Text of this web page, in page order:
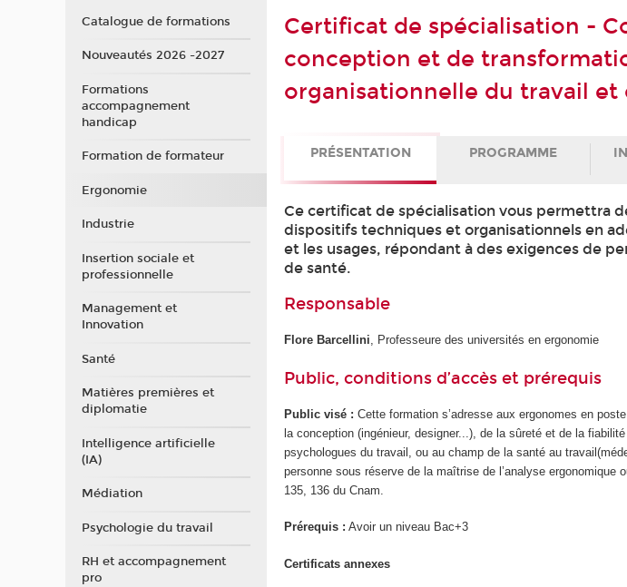
Certificat de spécialisation -
conception et de
organisationnelle du travail et
PRÉSENTATION PROGRAMME
Ce certificat de spécialisation vous permettra
dispositifs techniques et organisationnels en
et les usages, répondant à des exigences de
de santé.
Responsable
Flore Barcellini , Professeure des universités en ergonomie
Public, conditions d’accès et prérequis
Public visé : Cette formation s’adresse aux ergonomes en
la conception (ingénieur, designer...), de la sûreté et de la
psychologues du travail, ou au champ de la santé au
personne sous réserve de la maîtrise de l’analyse ergonomique
135, 136 du Cnam.
Prérequis : Avoir un niveau Bac+3
Certificats annexes
Catalogue de formations
Nouveautés 2026 -2027
Formations
accompagnement
handicap
Formation de formateur
Ergonomie
Industrie
Insertion sociale et
professionnelle
Management et
Innovation
Santé
Matières premières et
diplomatie
Intelligence artificielle
(IA)
Médiation
Psychologie du travail
RH et accompagnement
pro